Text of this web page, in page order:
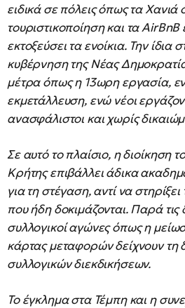
ειδικά σε πόλεις όπως τα Χανιά
τουριστικοποίηση και τα AirBnB
εκτοξεύσει τα ενοίκια. Την ίδια
κυβέρνηση της Νέας
μέτρα όπως η 13ωρη εργασία,
εκμετάλλευση, ενώ νέοι
ανασφάλιστοι και χωρίς
Σε αυτό το πλαίσιο, η διοίκηση
Κρήτης επιβάλλει άδικα
για τη στέγαση, αντί να στηρίξει
που ήδη δοκιμάζονται. Παρά τις
συλλογικοί αγώνες όπως η
κάρτας μεταφορών δείχνουν τη
συλλογικών διεκδικήσεων.
Το έγκλημα στα Τέμπη και η